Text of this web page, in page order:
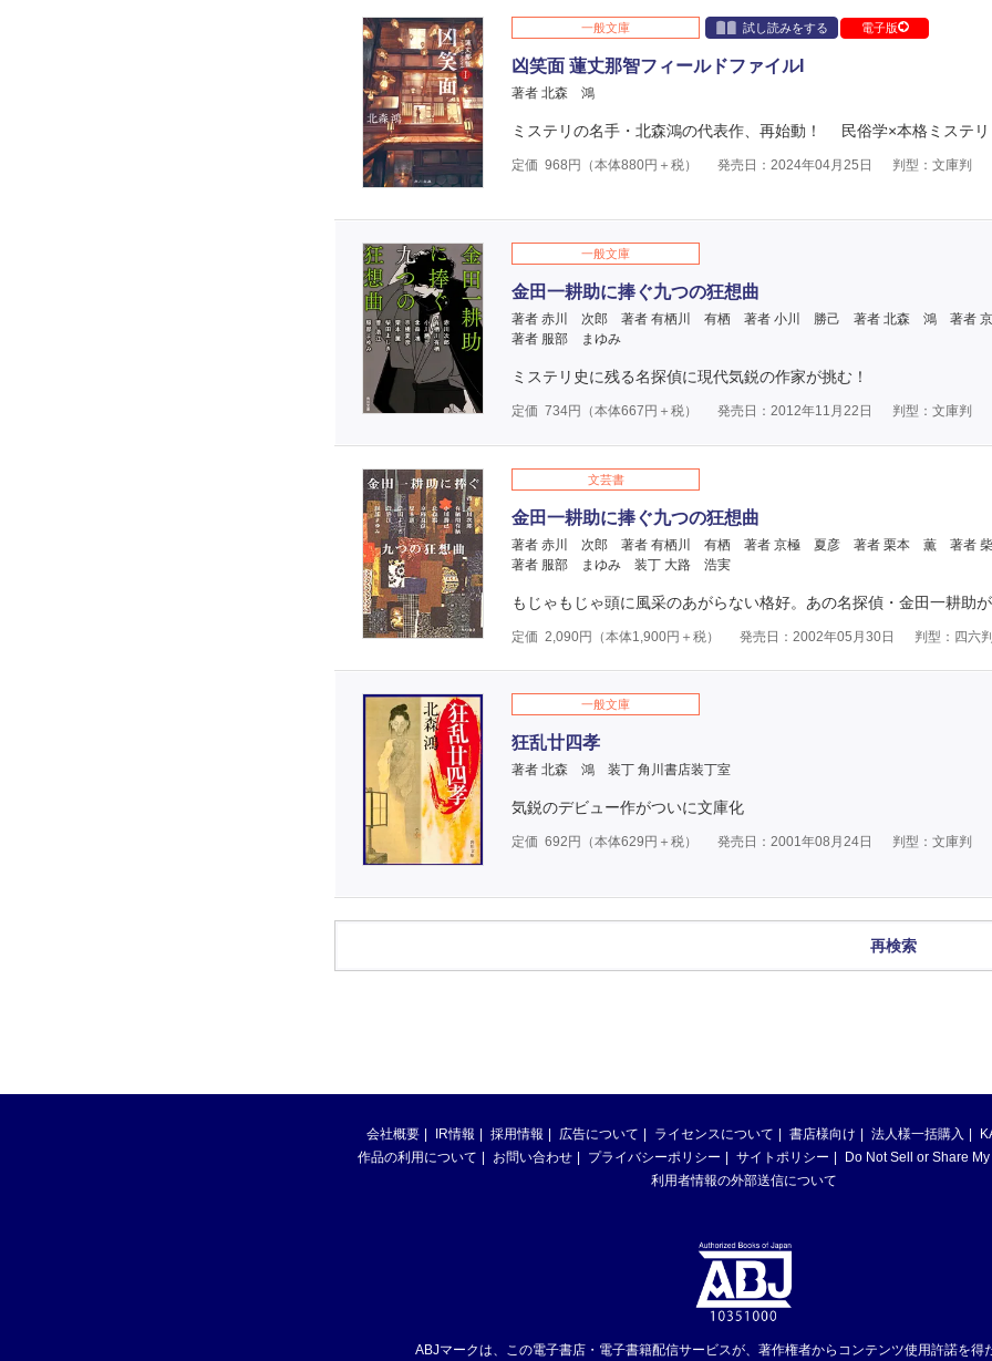
一般文庫 試し読みをする 電子版
凶笑面 蓮丈那智フィールドファイルI
著者 北森 鴻
ミステリの名手・北森鴻の代表作、再始動！ 民俗学×本格ミステリ
定価 968 円（本体880円＋税） 発売日：2024年04月25日 判型：文庫判
一般文庫
金田一耕助に捧ぐ九つの狂想曲
著者 赤川 次郎 著者 有栖川 有栖 著者 小川 勝己 著者 北森 鴻 著者
著者 服部 まゆみ
ミステリ史に残る名探偵に現代気鋭の作家が挑む！
定価 734円（本体667 円＋税） 発売日：2012年11月22日 判型：文庫判
文芸書
金田一耕助に捧ぐ九つの狂想曲
著者 赤川 次郎 著者 有栖川 有栖 著者 京極 夏彦 著者 栗本 薫 著者
著者 服部 まゆみ
装丁 大路 浩実
もじゃもじゃ頭に風采のあがらない格好。あの名探偵・金田一耕助が
定価 2,090円（本体1,900円＋税） 発売日：2002年05月30日 判型：四六判
一般文庫
狂乱廿四孝
著者 北森 鴻 装丁 角川書店装丁室
気鋭のデビュー作がついに文庫化
定価 692 円（本体629 円＋税） 発売日：2001年08月24日 判型：文庫判
再検索
会社概要 IR情報 採用情報 広告について ライセンスについて 書店様向け 法人様一括購入
作品の利用について
お問い合わせ プライバシーポリシー サイトポリシー
Do Not Sell or Share
利用者情報の外部送信について
ABJマークは、この電子書店・電子書籍配信サービスが、著作権者からコンテンツ使用許諾を得